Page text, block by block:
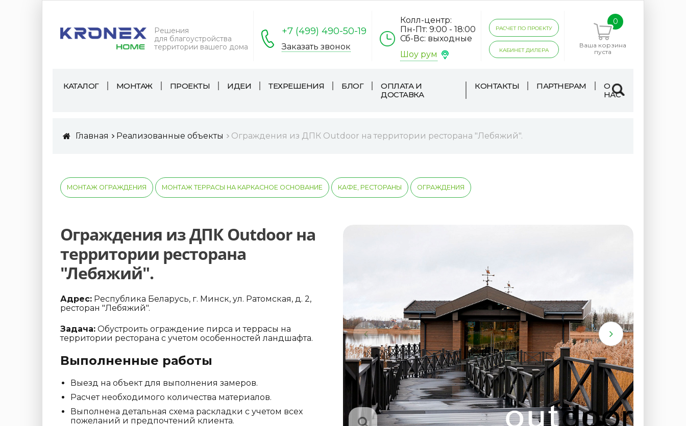
Решения
для благоустройства
территории вашего дома
+7 (499) 490-50-19
Заказать звонок
Колл-центр:
Пн-Пт: 9:00 - 18:00
Сб-Вс: выходные
Шоу рум
РАСЧЕТ ПО ПРОЕКТУ
КАБИНЕТ ДИЛЕРА
0
Ваша корзина
пуста
КАТАЛОГ МОНТАЖ ПРОЕКТЫ ИДЕИ ТЕХРЕШЕНИЯ БЛОГ
ОПЛАТА И
ДОСТАВКА
КОНТАКТЫ ПАРТНЕРАМ
О
НАС
Главная Реализованные объекты Ограждения из ДПК Outdoor на территории ресторана "Лебяжий".
МОНТАЖ ОГРАЖДЕНИЯ МОНТАЖ ТЕРРАСЫ НА КАРКАСНОЕ ОСНОВАНИЕ КАФЕ, РЕСТОРАНЫ ОГРАЖДЕНИЯ
Ограждения из ДПК Outdoor на
территории ресторана
"Лебяжий".
Адрес: Республика Беларусь, г. Минск, ул. Ратомская, д. 2,
ресторан "Лебяжий".
Задача: Обустроить ограждение пирса и террасы на
территории ресторана с учетом особенностей ландшафта.
Выполненные работы
Выезд на объект для выполнения замеров.
Расчет необходимого количества материалов.
Выполнена детальная схема раскладки с учетом всех
пожеланий и предпочтений клиента.